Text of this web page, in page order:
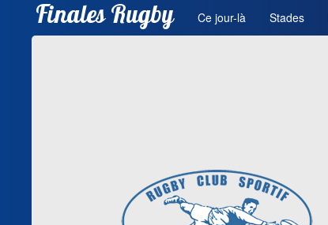
Finales Rugby Ce jour-là Stades